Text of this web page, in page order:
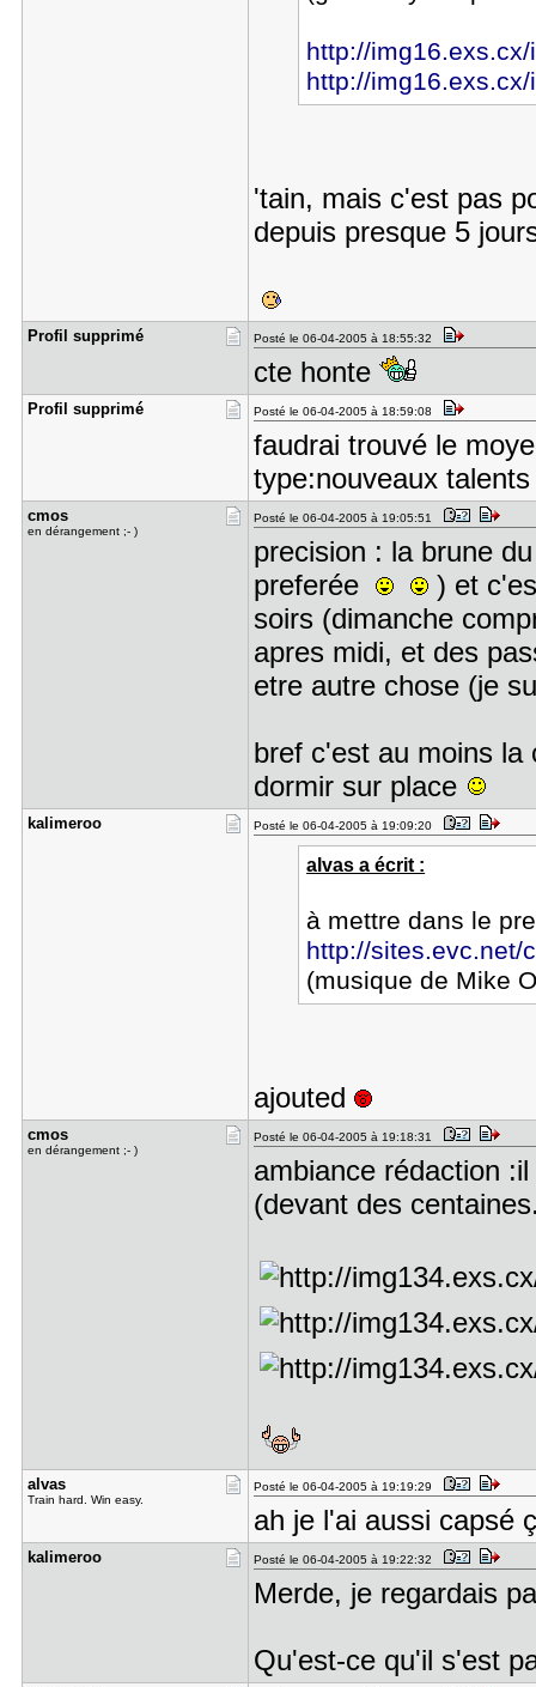
http://
http://
'tain, mais c'est pas
depuis presque 5
Profil sup​primé Posté le 06-04-2005 à 18:55:32
cte honte
Profil sup​primé Posté le 06-04-2005 à 18:59:08
faudrai trouvé le
type:nouveaux
cmos
en dérangement ;- )
Posté le 06-04-2005 à 19:05:51
precision : la brune
preferée
) et
soirs (dimanche
apres midi, et des
etre autre chose (je
bref c'est au moins la
dormir sur place
kalimeroo Posté le 06-04-2005 à 19:09:20
alvas a écrit :
à mettre dans le
http://sites.evc.net/
(musique de Mike
ajouted
cmos
en dérangement ;- )
Posté le 06-04-2005 à 19:18:31
ambiance rédaction
(devant des
alvas
Train hard. Win easy.
Posté le 06-04-2005 à 19:19:29
ah je l'ai aussi capsé
kalimeroo Posté le 06-04-2005 à 19:22:32
Merde, je regardais
Qu'est-ce qu'il s'est